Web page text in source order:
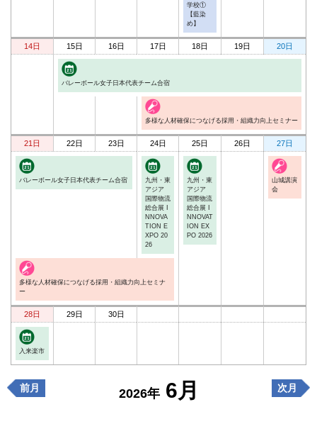
学校①
【藍染
め】
14日 15日 16日 17日 18日 19日 20日
バレーボール女子日本代表チーム合宿
多様な人材確保につなげる採用・組織力向上セミナー
21日 22日 23日 24日 25日 26日 27日
バレーボール女子日本代表チーム合宿
九州・東
アジア
国際物流
総合展 I
NNOVA
TION E
XPO 20
26
九州・東
アジア
国際物流
総合展 I
NNOVAT
ION EX
PO 2026
山城講演
会
多様な人材確保につなげる採用・組織力向上セミナ
ー
28日 29日 30日
入来楽市
前月 2026年 6月 次月